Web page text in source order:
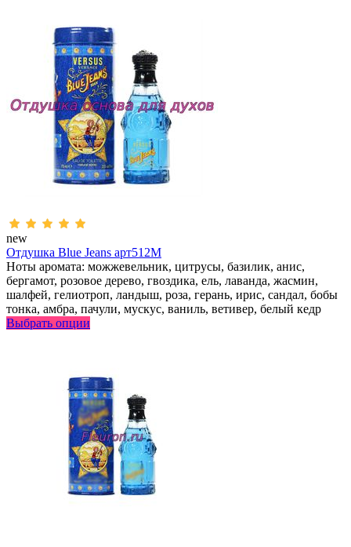
new
Отдушка Blue Jeans арт512M
Ноты аромата: можжевельник, цитрусы, базилик, анис,
бергамот, розовое дерево, гвоздика, ель, лаванда, жасмин,
шалфей, гелиотроп, ландыш, роза, герань, ирис, сандал, бобы
тонка, амбра, пачули, мускус, ваниль, ветивер, белый кедр
Выбрать опции